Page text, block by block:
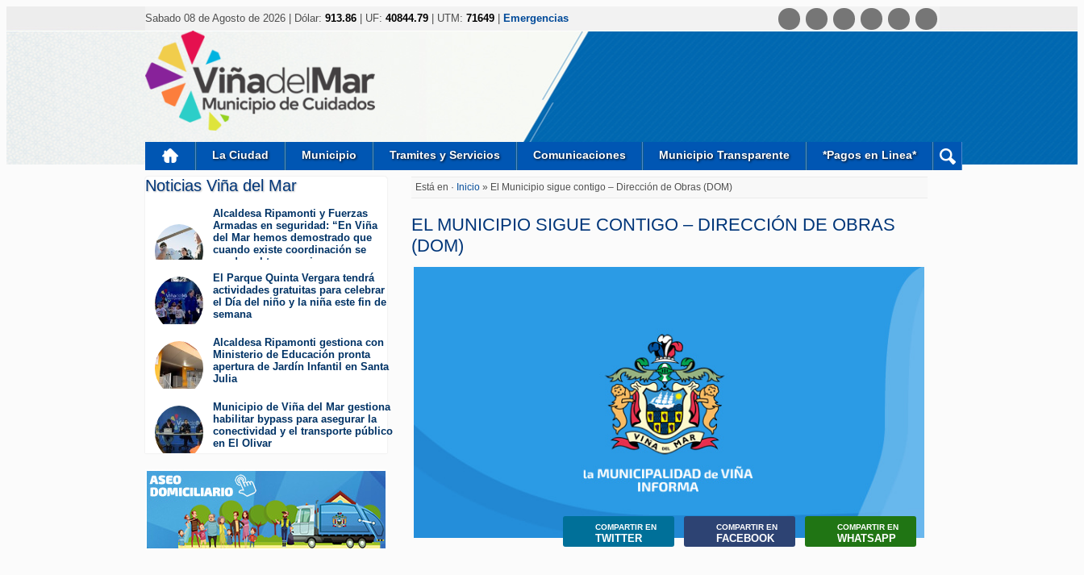
sitio
ajustar
Sabado 08 de Agosto de 2026 | Dólar: 913.86| UF: 40844.79| UTM: 71649| Emergencias
La Ciudad Municipio Tramites y Servicios Comunicaciones Municipio Transparente *Pagos en Linea*
Noticias Viña del Mar
Alcaldesa Ripamonti y Fuerzas
Armadas en seguridad: “En Viña
del Mar hemos demostrado que
cuando existe coordinación se
pueden obtener mejores
resultados”.
Jueves 6 de Agosto de 2026
El Parque Quinta Vergara tendrá
actividades gratuitas para celebrar
el Día del niño y la niña este fin de
semana
Alcaldesa Ripamonti gestiona con
Ministerio de Educación pronta
apertura de Jardín Infantil en Santa
Julia
Municipio de Viña del Mar gestiona
habilitar bypass para asegurar la
conectividad y el transporte público
en El Olivar
Está en · Inicio» El Municipio sigue contigo – Dirección de Obras (DOM)
EL MUNICIPIO SIGUE CONTIGO – DIRECCIÓN DE OBRAS
(DOM)
COMPARTIR EN
TWITTER
COMPARTIR EN
FACEBOOK
COMPARTIR EN
WHATSAPP